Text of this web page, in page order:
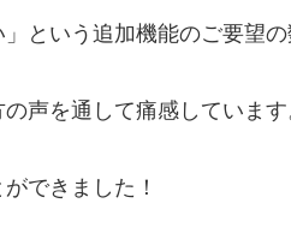
という追加機能のご要望の
声を通して痛感しています
できました！